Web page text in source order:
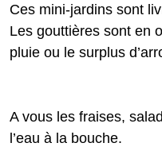
Ces mini-jardins sont
Les gouttières sont en
pluie ou le surplus
A vous les fraises,
l’eau à la bouche.